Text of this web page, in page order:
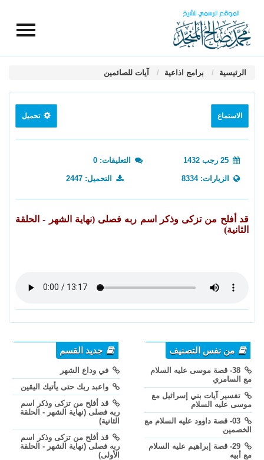
الرئيسية برامج اذاعية آيات للصائمين
الاستماع تحميل
التعليقات: 0
الزيارات: 8334 التحميل: 2447
قد أفلح من تزكى وذكر اسم ربه فصلى (نهاية الشهر - الحلقة
الثانية)
من نفس التصنيف
38- قصة موسى عليه السلام
مع السامري
تفسير آيات بني إسرائيل مع
موسى عليه السلام
03- قصة داوود عليه السلام مع
الخصمين
29- قصة إبراهيم عليه السلام
مع أبيه
جديد القسم
في وداع الشهر
واعبد ربك حتى يأتيك اليقين
قد أفلح من تزكى وذكر اسم
ربه فصلى (نهاية الشهر - الحلقة
الثانية)
قد أفلح من تزكى وذكر اسم
ربه فصلى (نهاية الشهر - الحلقة
الأولى)